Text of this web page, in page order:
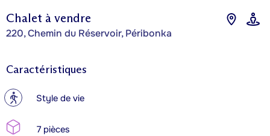
Chalet à vendre
220, Chemin du Réservoir, Péribonka
Caractéristiques
? Style de vie
7 pièces